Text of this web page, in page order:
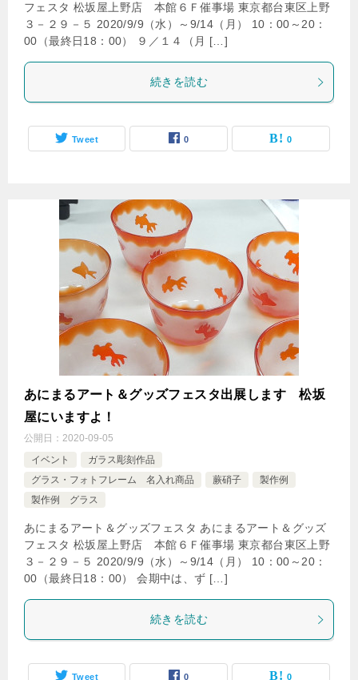
フェスタ 松坂屋上野店 本館６Ｆ催事場 東京都台東区上野
３－２９－５ 2020/9/9（水）～9/14（月） 10：00～20：
00（最終日18：00） ９／１４（月 […]
続きを読む
Tweet 0 0
あにまるアート＆グッズフェスタ出展します 松坂
屋にいますよ！
公開日： 2020-09-05
イベント
ガラス彫刻作品
グラス・フォトフレーム 名入れ商品
蕨硝子
製作例
製作例 グラス
あにまるアート＆グッズフェスタ あにまるアート＆グッズ
フェスタ 松坂屋上野店 本館６Ｆ催事場 東京都台東区上野
３－２９－５ 2020/9/9（水）～9/14（月） 10：00～20：
00（最終日18：00） 会期中は、ず […]
続きを読む
Tweet 0 0